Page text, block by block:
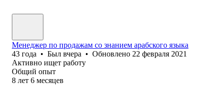
Менеджер по продажам со знанием арабского языка
43 года • Был вчера • Обновлено 22 февраля 2021
Активно ищет работу
Общий опыт
8 лет 6 месяцев